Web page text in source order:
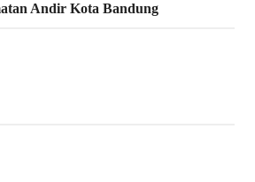
Andir Kota Bandung